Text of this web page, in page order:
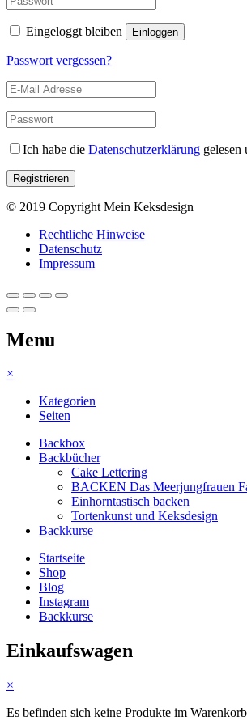
Eingeloggt bleiben
Passwort vergessen?
Ich habe die Datenschutzerklärung gelesen
© 2019 Copyright Mein Keksdesign
Rechtliche Hinweise
Datenschutz
Impressum
Menu
×
Kategorien
Seiten
Backbox
Backbücher
Cake Lettering
BACKEN Das Meerjungfrauen
Einhorntastisch backen
Tortenkunst und Keksdesign
Backkurse
Startseite
Shop
Blog
Instagram
Backkurse
Einkaufswagen
×
Es befinden sich keine Produkte im